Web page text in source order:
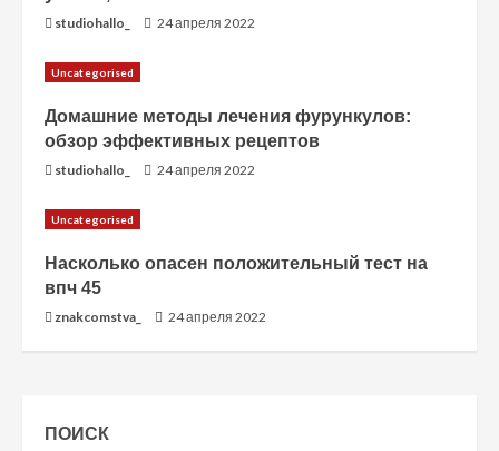
studiohallo_ 24 апреля 2022
Uncategorised
Домашние методы лечения фурункулов:
обзор эффективных рецептов
studiohallo_ 24 апреля 2022
Uncategorised
Насколько опасен положительный тест на
впч 45
znakcomstva_ 24 апреля 2022
ПОИСК